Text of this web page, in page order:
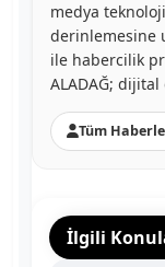
medya
derinlemesine
ile habercilik
ALADAĞ;
Tüm
İlgili